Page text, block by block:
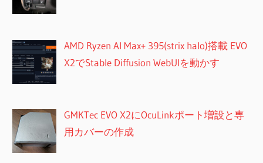
AMD Ryzen AI Max+ 395(strix halo)搭載 EVO
X2でStable Diffusion WebUIを動かす
GMKTec EVO X2にOcuLinkポート増設と専
用カバーの作成